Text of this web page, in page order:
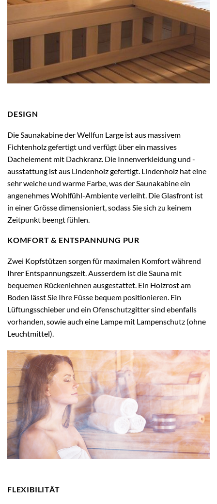
DESIGN
Die Saunakabine der Wellfun Large ist aus massivem
Fichtenholz gefertigt und verfügt über ein massives
Dachelement mit Dachkranz. Die Innenverkleidung und -
ausstattung ist aus Lindenholz gefertigt. Lindenholz hat eine
sehr weiche und warme Farbe, was der Saunakabine ein
angenehmes Wohlfühl-Ambiente verleiht. Die Glasfront ist
in einer Grösse dimensioniert, sodass Sie sich zu keinem
Zeitpunkt beengt fühlen.
KOMFORT & ENTSPANNUNG PUR
Zwei Kopfstützen sorgen für maximalen Komfort während
Ihrer Entspannungszeit. Ausserdem ist die Sauna mit
bequemen Rückenlehnen ausgestattet. Ein Holzrost am
Boden lässt Sie Ihre Füsse bequem positionieren. Ein
Lüftungsschieber und ein Ofenschutzgitter sind ebenfalls
vorhanden, sowie auch eine Lampe mit Lampenschutz (ohne
Leuchtmittel).
FLEXIBILITÄT